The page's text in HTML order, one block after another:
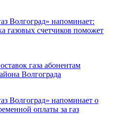
Волгоград» напоминает:
газовых счетчиков поможет
газа абонентам
Волгограда
Волгоград» напоминает о
оплаты за газ